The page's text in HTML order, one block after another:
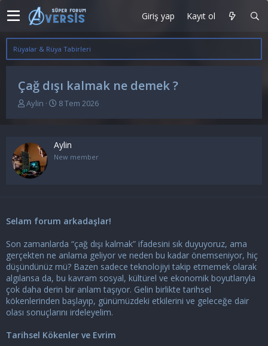
Giriş yap Kayıt ol
Rüyalar & Rüya Tabirleri
Çağ dışı kalmak ne demek ?
K
y
u
b
a
t
n
Aylin
B
a
n
r
h
8 Tem 2026
Aylin
New member
Selam forum arkadaşlar!
Son zamanlarda “çağ dışı kalmak” ifadesini sık duyuyoruz, ama
gerçekten ne anlama geliyor ve neden bu kadar önemseniyor, hiç
düşündünüz mü? Bazen sadece teknolojiyi takip etmemek olarak
algılansa da, bu kavram sosyal, kültürel ve ekonomik boyutlarıyla
çok daha derin bir anlam taşıyor. Gelin birlikte tarihsel
kökenlerinden başlayıp, günümüzdeki etkilerini ve geleceğe dair
olası sonuçlarını irdeleyelim.
Tarihsel Kökenler ve Evrim